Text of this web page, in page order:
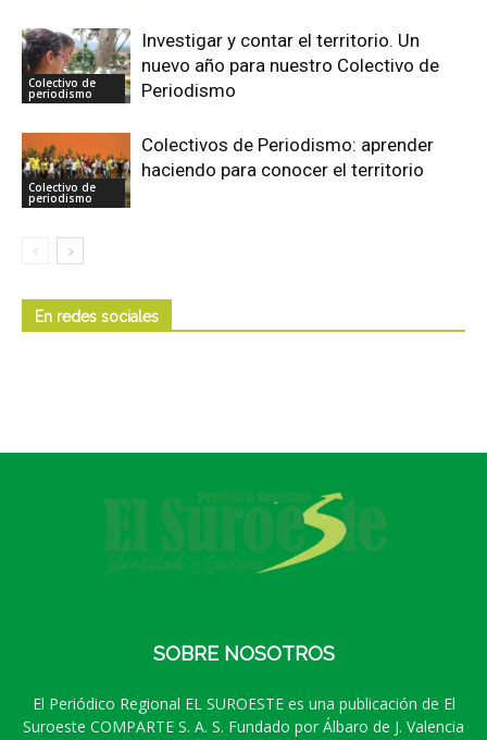
Colectivo de
periodismo
Investigar y contar el territorio. Un
nuevo año para nuestro Colectivo de
Periodismo
Colectivo de
periodismo
Colectivos de Periodismo: aprender
haciendo para conocer el territorio
En redes sociales
SOBRE NOSOTROS
El Periódico Regional EL SUROESTE es una publicación de El
Suroeste COMPARTE S. A. S. Fundado por Álbaro de J. Valencia